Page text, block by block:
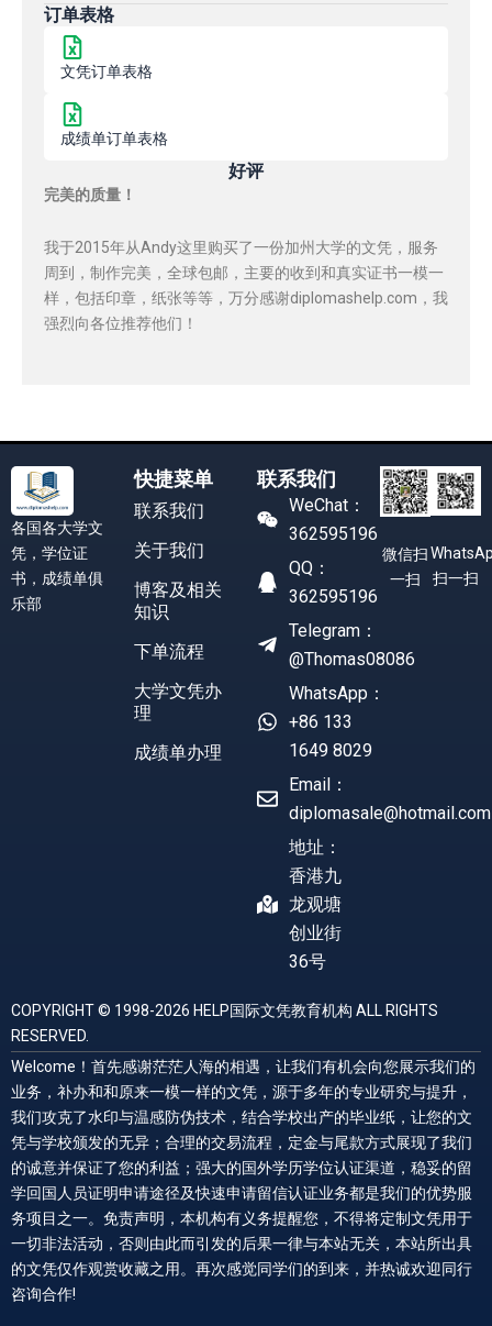
订单表格
文凭订单表格
成绩单订单表格
好评
完美的质量！
我于2015年从Andy这里购买了一份加州大学的文凭，服务
周到，制作完美，全球包邮，主要的收到和真实证书一模一
样，包括印章，纸张等等，万分感谢diplomashelp.com，我
强烈向各位推荐他们！
各国各大学文
凭，学位证
书，成绩单俱
乐部
快捷菜单
联系我们
关于我们
博客及相关
知识
下单流程
大学文凭办
理
成绩单办理
联系我们
WeChat：
362595196
QQ：
362595196
Telegram：
@Thomas08086
WhatsApp：
+86 133
1649 8029
Email：
diplomasale@hotmail.com
地址：
香港九
龙观塘
创业街
36号
微信扫
一扫
扫一扫
COPYRIGHT © 1998-2026 HELP国际文凭教育机构 ALL RIGHTS
RESERVED.
Welcome！首先感谢茫茫人海的相遇，让我们有机会向您展示我们的
业务，补办和和原来一模一样的文凭，源于多年的专业研究与提升，
我们攻克了水印与温感防伪技术，结合学校出产的毕业纸，让您的文
凭与学校颁发的无异；合理的交易流程，定金与尾款方式展现了我们
的诚意并保证了您的利益；强大的国外学历学位认证渠道，稳妥的留
学回国人员证明申请途径及快速申请留信认证业务都是我们的优势服
务项目之一。免责声明，本机构有义务提醒您，不得将定制文凭用于
一切非法活动，否则由此而引发的后果一律与本站无关，本站所出具
的文凭仅作观赏收藏之用。再次感觉同学们的到来，并热诚欢迎同行
咨询合作!